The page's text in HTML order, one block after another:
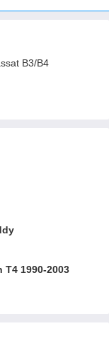
B3/B4
T4 1990-2003